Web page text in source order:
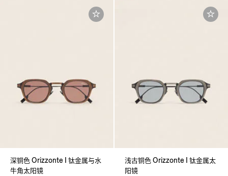
深铜色 Orizzonte I 钛金属与水
牛角太阳镜
浅古铜色 Orizzonte I 钛金属太
阳镜